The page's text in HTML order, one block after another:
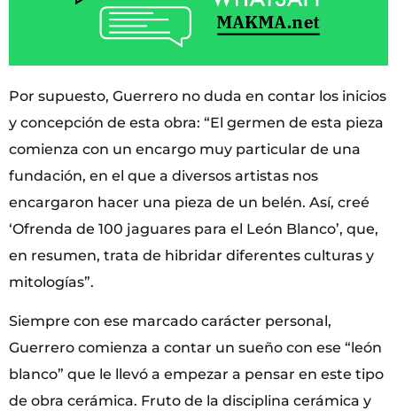
Por supuesto, Guerrero no duda en contar los inicios
y concepción de esta obra: “El germen de esta pieza
comienza con un encargo muy particular de una
fundación, en el que a diversos artistas nos
encargaron hacer una pieza de un belén. Así, creé
‘Ofrenda de 100 jaguares para el León Blanco’, que,
en resumen, trata de hibridar diferentes culturas y
mitologías”.
Siempre con ese marcado carácter personal,
Guerrero comienza a contar un sueño con ese “león
blanco” que le llevó a empezar a pensar en este tipo
de obra cerámica. Fruto de la disciplina cerámica y